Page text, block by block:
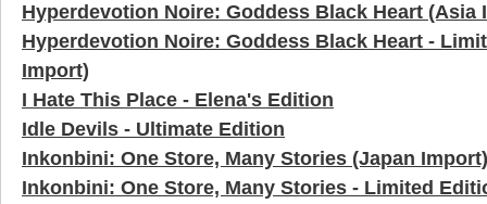
Hyperdevotion Noire: Goddess Black Heart (Asia
Hyperdevotion Noire: Goddess Black Heart -
Import)
I Hate This Place - Elena's Edition
Idle Devils - Ultimate Edition
Inkonbini: One Store, Many Stories (Japan Import)
Inkonbini: One Store, Many Stories - Limited